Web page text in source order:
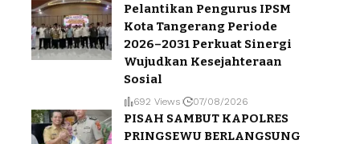
Pelantikan Pengurus IPSM
Kota Tangerang Periode
2026–2031 Perkuat Sinergi
Wujudkan Kesejahteraan
Sosial
692 Views 07/08/2026
PISAH SAMBUT KAPOLRES
PRINGSEWU BERLANGSUNG